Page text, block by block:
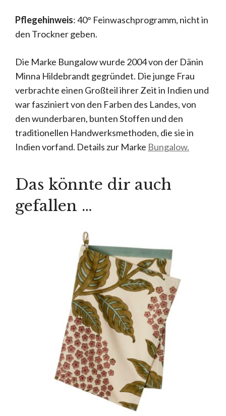
Pflegehinweis: 40° Feinwaschprogramm, nicht in
den Trockner geben.
Die Marke Bungalow wurde 2004 von der Dänin
Minna Hildebrandt gegründet. Die junge Frau
verbrachte einen Großteil ihrer Zeit in Indien und
war fasziniert von den Farben des Landes, von
den wunderbaren, bunten Stoffen und den
traditionellen Handwerksmethoden, die sie in
Indien vorfand. Details zur Marke Bungalow.
Das könnte dir auch
gefallen …